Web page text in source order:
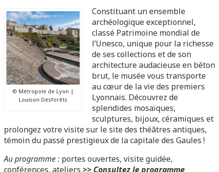
© Métropole de Lyon |
Louison Desforêts
Constituant un ensemble
archéologique exceptionnel,
classé Patrimoine mondial de
l’Unesco, unique pour la richesse
de ses collections et de son
architecture audacieuse en béton
brut, le musée vous transporte
au cœur de la vie des premiers
Lyonnais. Découvrez de
splendides mosaïques,
sculptures, bijoux, céramiques et
prolongez votre visite sur le site des théâtres antiques,
témoin du passé prestigieux de la capitale des Gaules !
Au programme : portes ouvertes, visite guidée,
conférences, ateliers >> Consultez le programme